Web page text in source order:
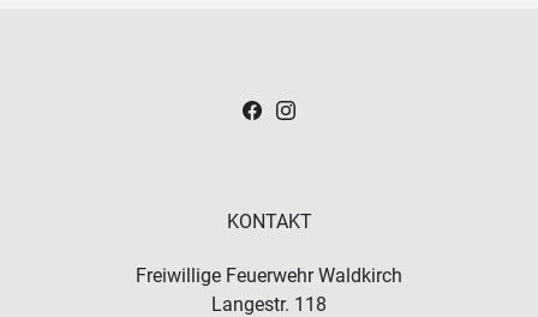
KONTAKT
Freiwillige Feuerwehr Waldkirch
Langestr. 118